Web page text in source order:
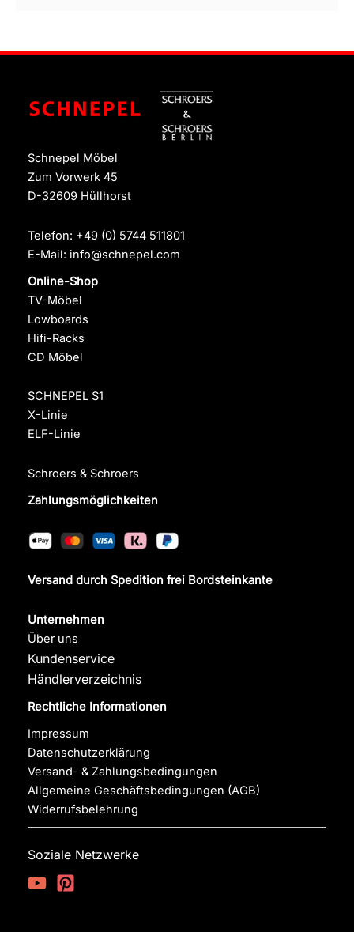
Schnepel Möbel
Zum Vorwerk 45
D-32609 Hüllhorst
Telefon: +49 (0) 5744 511801
E-Mail: info@schnepel.com
Online-Shop
TV-Möbel
Lowboards
Hifi-Racks
CD Möbel
SCHNEPEL S1
X-Linie
ELF-Linie
Schroers & Schroers
Zahlungsmöglichkeiten
Versand durch Spedition frei Bordsteinkante
Unternehmen
Über uns
Kundenservice
Händlerverzeichnis
Rechtliche Informationen
Impressum
Datenschutzerklärung
Versand- & Zahlungsbedingungen
Allgemeine Geschäftsbedingungen (AGB)
Widerrufsbelehrung
Soziale Netzwerke